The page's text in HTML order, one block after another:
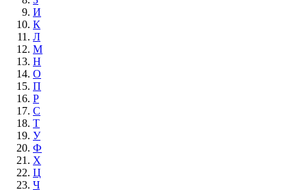
И
К
Л
М
Н
О
П
Р
С
Т
У
Ф
Х
Ц
Ч